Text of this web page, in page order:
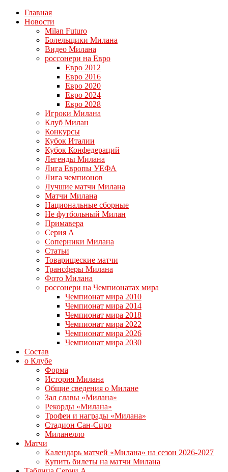
Главная
Новости
Milan Futuro
Болельщики Милана
Видео Милана
россонери на Евро
Евро 2012
Евро 2016
Евро 2020
Евро 2024
Евро 2028
Игроки Милана
Клуб Милан
Конкурсы
Кубок Италии
Кубок Конфедераций
Легенды Милана
Лига Европы УЕФА
Лига чемпионов
Лучшие матчи Милана
Матчи Милана
Национальные сборные
Не футбольный Милан
Примавера
Серия А
Соперники Милана
Статьи
Товарищеские матчи
Трансферы Милана
Фото Милана
россонери на Чемпионатах мира
Чемпионат мира 2010
Чемпионат мира 2014
Чемпионат мира 2018
Чемпионат мира 2022
Чемпионат мира 2026
Чемпионат мира 2030
Состав
о Клубе
Форма
История Милана
Общие сведения о Милане
Зал славы «Милана»
Рекорды «Милана»
Трофеи и награды «Милана»
Стадион Сан-Сиро
Миланелло
Матчи
Календарь матчей «Милана» на сезон 2026-2027
Купить билеты на матчи Милана